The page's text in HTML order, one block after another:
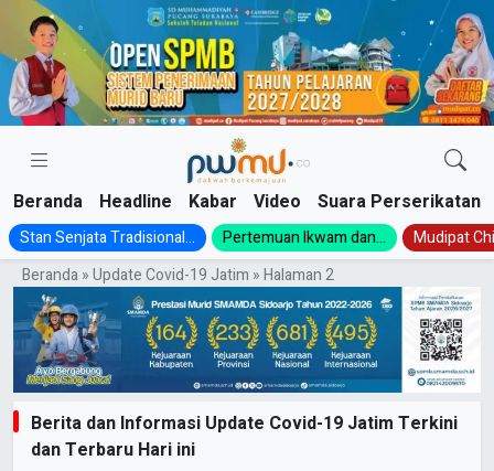
Skip
content
Beranda Headline Kabar Video Suara Perserikatan
Stan Senjata Tradisional... Pertemuan Ikwam dan...
Mudipat
Beranda»Update Covid-19 Jatim »Halaman 2
Berita dan Informasi Update Covid-19 Jatim Terkini
dan Terbaru Hari ini